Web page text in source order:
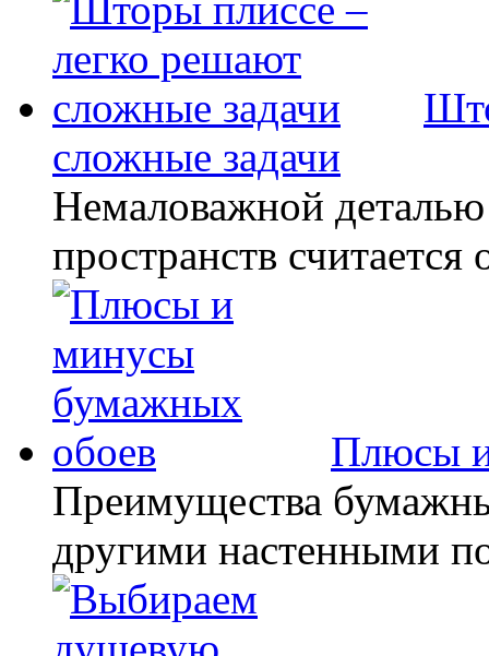
сложные задачи
Немаловажной
пространств
Плюсы
Преимущества
другими настенными